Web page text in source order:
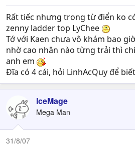
Rất tiếc nhưng trong từ điển ko
zenny ladder top LyChee
Tớ với Kaen chưa vô khám bao
nhờ cao nhân nào từng trải thì
anh em
Đĩa có 4 cái, hỏi LinhAcQuy để
IceMage
Mega Man
31/8/07